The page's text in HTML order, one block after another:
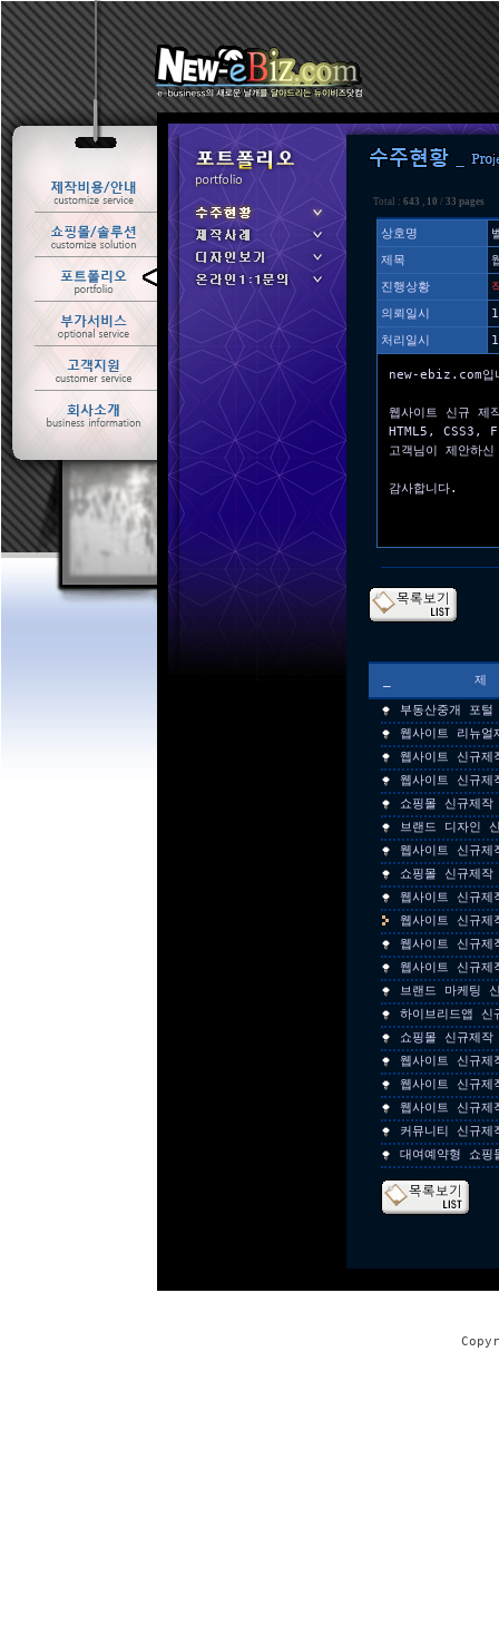
Total : 643 , 10 / 33 pages
상호명
제목
진행상황
의뢰일시
처리일시
new-ebiz.com입
웹사이트 신규 제
HTML5, CSS3,
고객님이 제안하
감사합니다.
부동산중개 포털
웹사이트 리뉴얼
웹사이트 신규제
웹사이트 신규제
쇼핑몰 신규제작
브랜드 디자인
웹사이트 신규제
쇼핑몰 신규제작
웹사이트 신규제
웹사이트 신규제
웹사이트 신규제
웹사이트 신규제
브랜드 마케팅
하이브리드앱 신
쇼핑몰 신규제작
웹사이트 신규제
웹사이트 신규제
웹사이트 신규제
커뮤니티 신규제
대여예약형 쇼핑
ㆍ 수주현황
ㆍ 제작사례